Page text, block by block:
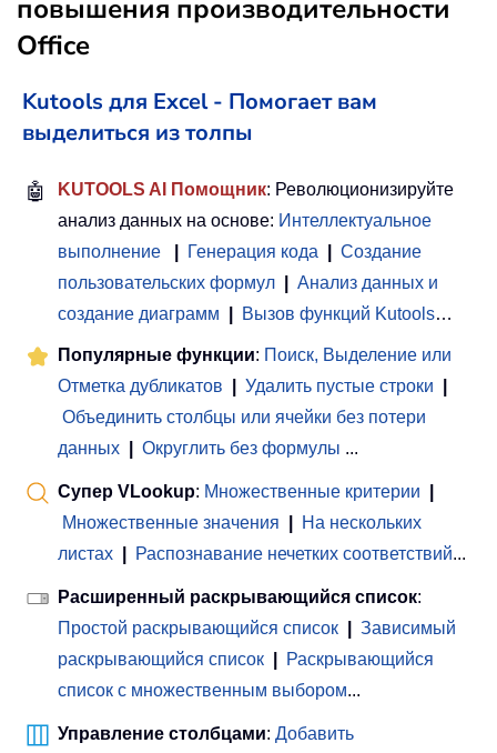
повышения производительности
Office
Kutools для Excel - Помогает вам
выделиться из толпы
🤖 KUTOOLS AI Помощник: Революционизируйте
анализ данных на основе: Интеллектуальное
выполнение
Генерация кода
Создание
пользовательских формул
Анализ данных и
создание диаграмм
Вызов функций Kutools…
Популярные функции: Поиск, Выделение или
Отметка дубликатов
Удалить пустые строки
Объединить столбцы или ячейки без потери
данных
Округлить без формулы ...
Супер VLookup: Множественные критерии
Множественные значения
На нескольких
листах
Распознавание нечетких соответствий...
Расширенный раскрывающийся список:
Простой раскрывающийся список
Зависимый
раскрывающийся список
Раскрывающийся
список с множественным выбором...
Управление столбцами: Добавить